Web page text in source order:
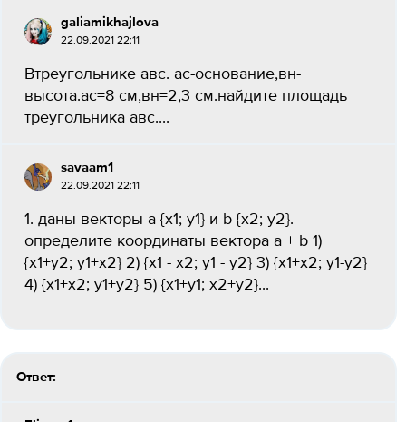
galiamikhajlova
22.09.2021 22:11
Втреугольнике авс. ас-основание,вн-
высота.ас=8 см,вн=2,3 см.найдите площадь
треугольника авс....
savaam1
22.09.2021 22:11
1. даны векторы a {x1; y1} и b {x2; y2}.
определите координаты вектора a + b 1)
{х1+у2; у1+х2} 2) {х1 - х2; y1 - y2} 3) {x1+x2; y1-y2}
4) {x1+x2; y1+y2} 5) {x1+y1; x2+y2}...
Ответ: